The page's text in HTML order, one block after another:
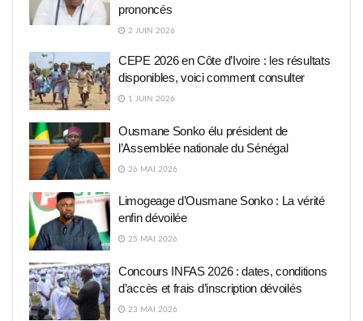
prononcés
2 JUIN 2026
CEPE 2026 en Côte d’Ivoire : les résultats
disponibles, voici comment consulter
1 JUIN 2026
Ousmane Sonko élu président de
l’Assemblée nationale du Sénégal
26 MAI 2026
Limogeage d’Ousmane Sonko : La vérité
enfin dévoilée
25 MAI 2026
Concours INFAS 2026 : dates, conditions
d’accès et frais d’inscription dévoilés
23 MAI 2026